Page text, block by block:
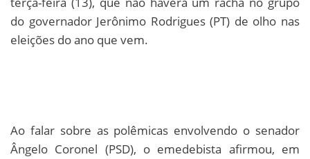
do governador Jerônimo Rodrigues (PT) de olho nas
eleições do ano que vem.
Ao falar sobre as polêmicas envolvendo o senador
Ângelo Coronel (PSD), o emedebista afirmou, em